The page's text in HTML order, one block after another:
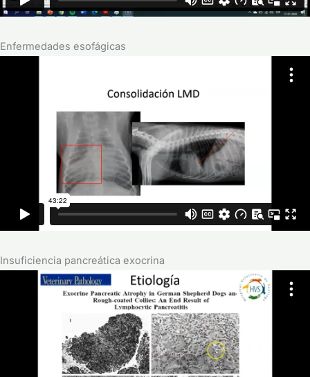
Enfermedades esofágicas
Insuficiencia pancreática exocrina